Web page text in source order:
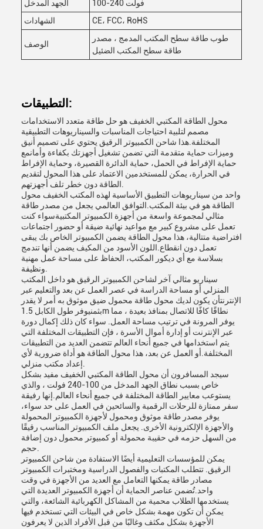
الجهد المدخل
100-240 فولت
الشهادات
CE، FCC، RoHS
الوصف
طوب طاقة سطح المكتب المدمج ، مصدر
طاقة سطح المكتب الضئيل
التطبيقات:
محول الطاقة المكتبي الخفيف هو حل طاقة متعدد الاستخدامات
مصمم لتلبية احتياجات المناسبات والسيناريوهات التطبيقية
المختلفة.هذا شاحن الكمبيوتر الرقيق يحتوي على تصميم أنيق
وميزات حماية متقدمة التي تضمن تشغيل أجهزتك بكفاءة وأمانمع
حماية الإفراط في الحمل، حماية الدائرة القصيرة، وحماية الإفراط
في الحرارة، يمكن للمستخدمين الاعتماد على هذا المحول لتقديم
واحد من سيناريوهات التطبيق الأساسية لهذه المكتب الخفيف محول
الطاقة هو في بيئة المكتب.التوافق العالمي يجعل من مصدر طاقة
مثالي لمجموعة واسعة من أجهزة الكمبيوتر المكتبيةسواء كنت
تعمل على مشروع كبير مع مواعيد نهائية ضيقة أو حضور اجتماعات
افتراضية متتالية، هذا محول الطاقة يضمن الكمبيوتر الخاص بك يبقى
تعمل دون انقطاع.اللون الأسود من المكيف يضمن أنها تندمج
بسلاسة مع أي ديكور المكتب، الحفاظ على مساحة عمل مهنية
سيناريو مثالي آخر لشاحن الكمبيوتر الرقيق هو داخل المكتب
المنزلي أو مساحة الدراسة في عصر العمل عن بعد والتعليم عبر
الإنترنتأن يكون لديك محول طاقة محمول ضيق موثوق به أمر لا يقدر
بثمنيوفر طول الكابل 1.5m نطاقًا كافًا للاتصال بمنافذ بعيدة ، مما
يوفر المرونة في ترتيب مساحة العمل. سواء كان ذلك إكمال دورة
عبر الإنترنت أو إدارة أموال الأسرة ، فإن التطبيقات المختلفة التي
يتم استخدامها في جميع أنحاء العالم تتضمن العديد من التطبيقات
المختلفة.أو العمل عن بعد، هذا محول الطاقة هو أداة ضرورية لأي
سيجد المسافرون أن محول الطاقة المكتبي الخفيف مفيد بشكل
خاص بسبب نطاق الجهد المدخل من 100-240 فولت ، والذي
يستوعب معايير الطاقة المختلفة في جميع أنحاء العالم.إنها رفيقة
سفر ممتازة للرحلات الرقمية والسائحين في العمل على حد سواء،
يوفر مصدر طاقة موثوق ومحمول لأجهزة الكمبيوتر المحمولة
والأجهزة الإلكترونية الأخرى. يجعل ملف الكمبيوتر المناسب رقيقًا
من السهل حزمه في حقيبة محمولة أو كمبيوتر محمول دون إضافة
يمكن للمؤسسات التعليمية أيضًا الاستفادة من شاحن الكمبيوتر
الرقيق. تتطلب المكتبات والفصول الدراسية ومختبرات الكمبيوتر
مصادر طاقة يمكنها التعامل مع العديد من الأجهزة في وقت
واحد.تُضمن عناصر الحماية أن أجهزة الكمبيوتر العديدة التي
يستخدمها الطلاب محمية من المشاكل الكهربائية الشائعة، والتي
يمكن أن تكون مهمة بشكل خاص في البيئات التي تستخدم فيها
الأجهزة بشكل مكثف وغالبًا من قبل الأفراد الذين لا يعرفون